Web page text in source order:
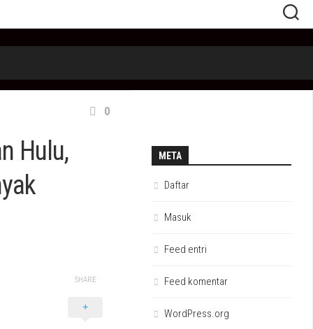
0
Hulu,
SHARE
META
Daftar
Masuk
Feed entri
Feed komentar
WordPress.org